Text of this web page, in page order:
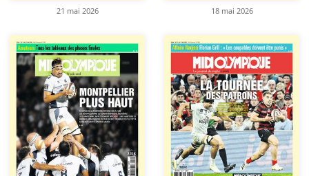
21 mai 2026 18 mai 2026